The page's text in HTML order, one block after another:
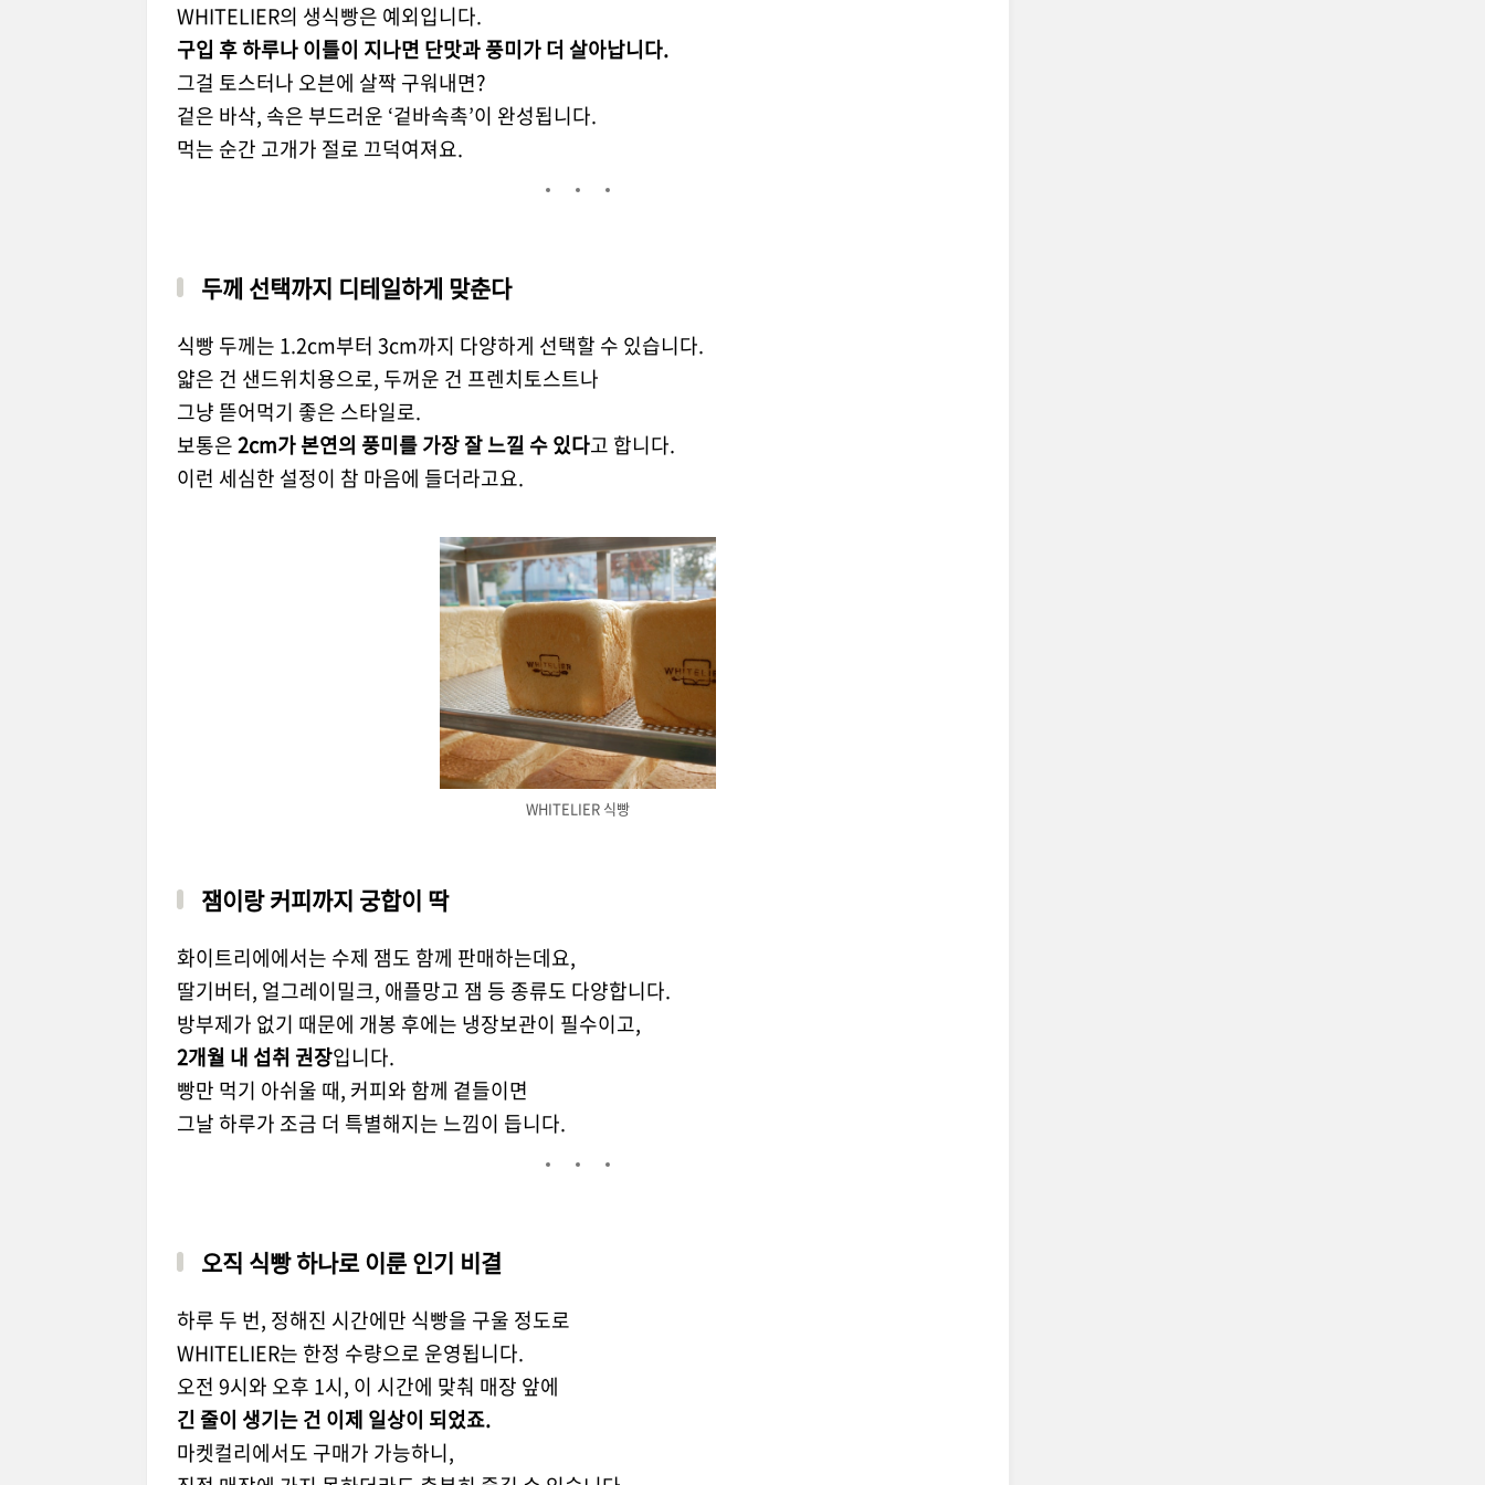
WHITELIER의 생식빵은 예외입니다.
구입 후 하루나 이틀이 지나면 단맛과 풍미가 더 살아납니다.
그걸 토스터나 오븐에 살짝 구워내면?
겉은 바삭, 속은 부드러운 ‘겉바속촉’이 완성됩니다.
먹는 순간 고개가 절로 끄덕여져요.
두께 선택까지 디테일하게 맞춘다
식빵 두께는 1.2cm부터 3cm까지 다양하게 선택할 수 있습니다.
얇은 건 샌드위치용으로, 두꺼운 건 프렌치토스트나
그냥 뜯어먹기 좋은 스타일로.
보통은2cm가 본연의 풍미를 가장 잘 느낄 수 있다고 합니다.
이런 세심한 설정이 참 마음에 들더라고요.
WHITELIER 식빵
잼이랑 커피까지 궁합이 딱
화이트리에에서는 수제 잼도 함께 판매하는데요,
딸기버터, 얼그레이밀크, 애플망고 잼 등 종류도 다양합니다.
방부제가 없기 때문에 개봉 후에는 냉장보관이 필수이고,
2개월 내 섭취 권장입니다.
빵만 먹기 아쉬울 때, 커피와 함께 곁들이면
그날 하루가 조금 더 특별해지는 느낌이 듭니다.
오직 식빵 하나로 이룬 인기 비결
하루 두 번, 정해진 시간에만 식빵을 구울 정도로
WHITELIER는 한정 수량으로 운영됩니다.
오전 9시와 오후 1시, 이 시간에 맞춰 매장 앞에
긴 줄이 생기는 건 이제 일상이 되었죠.
마켓컬리에서도 구매가 가능하니,